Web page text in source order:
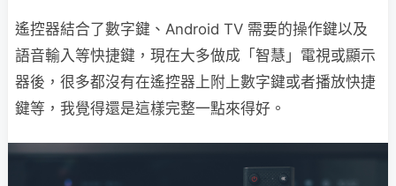
遙控器結合了數字鍵、Android TV 需要的操作鍵以及
語音輸入等快捷鍵，現在大多做成「智慧」電視或顯示
器後，很多都沒有在遙控器上附上數字鍵或者播放快捷
鍵等，我覺得還是這樣完整一點來得好。